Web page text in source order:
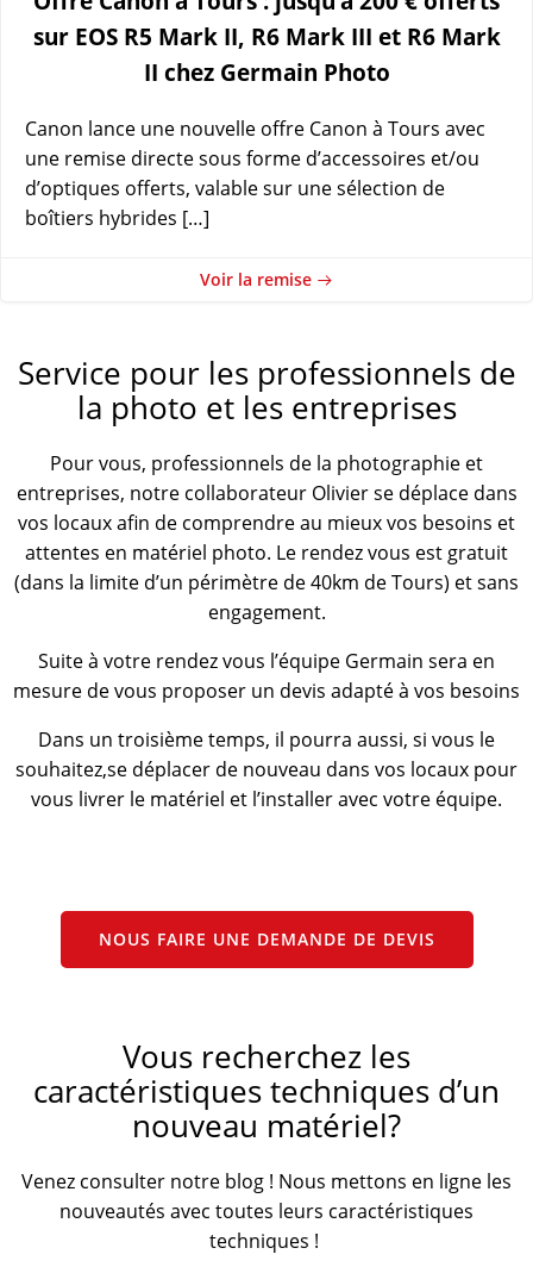
sur EOS R5 Mark II, R6 Mark III et R6 Mark
II chez Germain Photo
Canon lance une nouvelle offre Canon à Tours avec
une remise directe sous forme d’accessoires et/ou
d’optiques offerts, valable sur une sélection de
boîtiers hybrides […]
Voir la remise
Service pour les professionnels de
la photo et les entreprises
Pour vous, professionnels de la photographie et
entreprises, notre collaborateur Olivier se déplace dans
vos locaux afin de comprendre au mieux vos besoins et
attentes en matériel photo. Le rendez vous est gratuit
(dans la limite d’un périmètre de 40km de Tours) et sans
engagement.
Suite à votre rendez vous l’équipe Germain sera en
mesure de vous proposer un devis adapté à vos besoins
Dans un troisième temps, il pourra aussi, si vous le
souhaitez,se déplacer de nouveau dans vos locaux pour
vous livrer le matériel et l’installer avec votre équipe.
NOUS FAIRE UNE DEMANDE DE DEVIS
Vous recherchez les
caractéristiques techniques d’un
nouveau matériel?
Venez consulter notre blog ! Nous mettons en ligne les
nouveautés avec toutes leurs caractéristiques
techniques !